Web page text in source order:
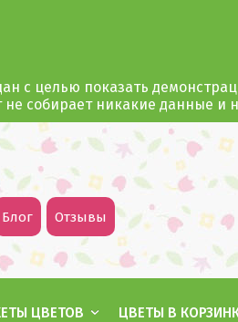
с целью показать
собирает никакие данные и
Блог Отзывы
ЦВЕТОВ
ЦВЕТЫ В